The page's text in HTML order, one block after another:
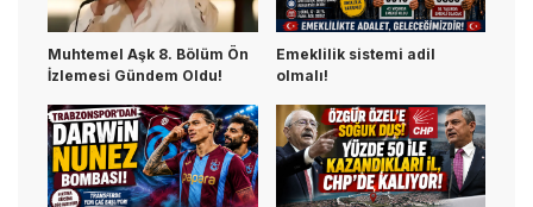
Muhtemel Aşk 8. Bölüm Ön
İzlemesi Gündem Oldu!
Emeklilik sistemi adil
olmalı!